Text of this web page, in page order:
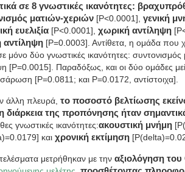
σε 8 γνωστικές ικανότητες:
ματιών-χεριών [P<0.0001], γενική
ευελιξία [P<0.0001], χωρική αντίληψη
αντίληψη [P=0.0003]. Αντίθετα, η ομάδα που
μόνο δύο γνωστικές ικανότητες:
[P=0.0015]. Παραδόξως, και οι δύο ομάδες
[P=0.0811; και P=0.0172, αντίστοιχα].
άλλη πλευρά, το ποσοστό βελτίωσης
διάρκεια της προπόνησης ήταν
γνωστικές ικανότητες:ακουστική μνήμη
και χρονική εκτίμηση
μετρήθηκαν με την αξιολόγηση